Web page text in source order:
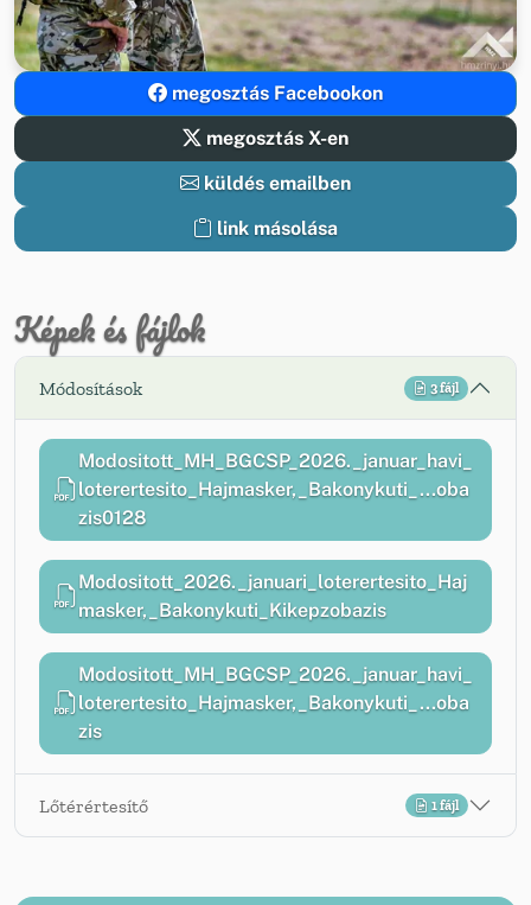
megosztás Facebookon
megosztás X-en
küldés emailben
link másolása
Képek és fájlok
Módosítások 3 fájl
Modositott_MH_BGCSP_2026._januar_havi_
loterertesito_Hajmasker,_Bakonykuti_...oba
zis0128
Modositott_2026._januari_loterertesito_Haj
masker,_Bakonykuti_Kikepzobazis
Modositott_MH_BGCSP_2026._januar_havi_
loterertesito_Hajmasker,_Bakonykuti_...oba
zis
Lőtérértesítő 1 fájl